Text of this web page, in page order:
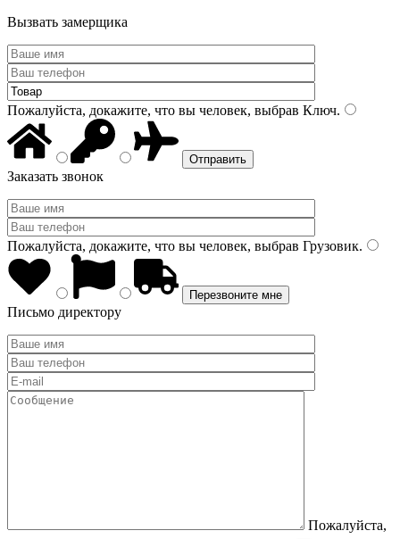
Вызвать замерщика
Пожалуйста, докажите, что вы человек, выбрав Ключ.
Заказать звонок
Пожалуйста, докажите, что вы человек, выбрав Грузовик.
Письмо директору
Пожалуйста,